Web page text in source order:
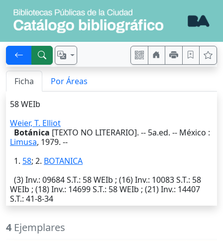
Ficha Por Áreas
58 WEIb
Weier, T. Elliot
Botánica [TEXTO NO LITERARIO]. -- 5a.ed. -- México :
Limusa, 1979. --
1. 58; 2. BOTANICA
(3)Inv.: 09684S.T.: 58 WEIb ; (16)Inv.: 10083S.T.: 58
WEIb ; (18)Inv.: 14699S.T.: 58 WEIb ; (21)Inv.: 14407
S.T.: 41-8-34
4 Ejemplares